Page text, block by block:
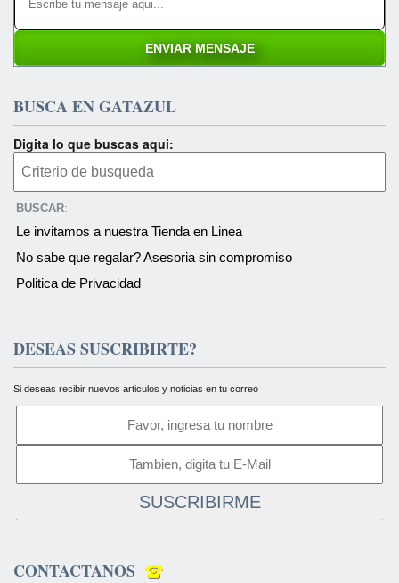
BUSCA EN GATAZUL
Digita lo que buscas aqui:
BUSCAR:
Le invitamos a nuestra Tienda en Linea
No sabe que regalar? Asesoria sin compromiso
Politica de Privacidad
DESEAS SUSCRIBIRTE?
Si deseas recibir nuevos articulos y noticias en tu correo
SUSCRIBIRME
CONTACTANOS